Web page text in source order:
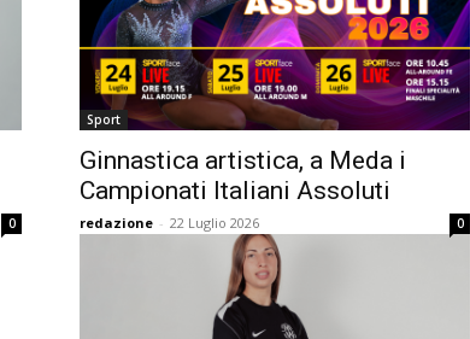
0
Sport
Ginnastica artistica, a Meda i
Campionati Italiani Assoluti
redazione - 22 Luglio 2026 0